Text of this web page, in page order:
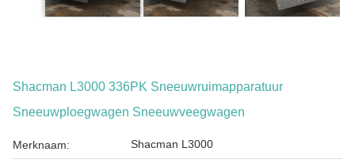
Shacman L3000 336PK Sneeuwruimapparatuur
Sneeuwploegwagen Sneeuwveegwagen
Merknaam: Shacman L3000